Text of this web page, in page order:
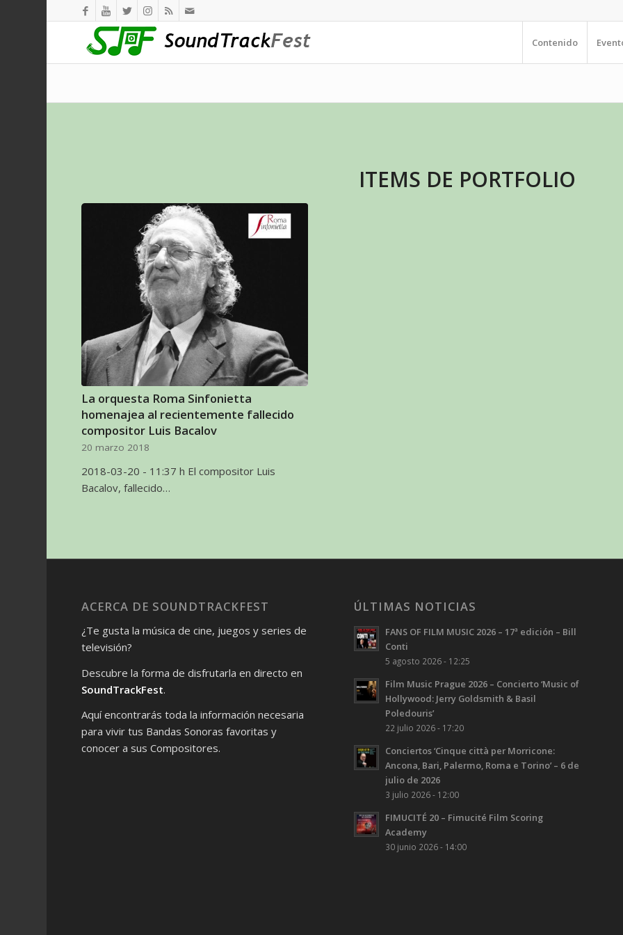
Contenido
ITEMS DE PORTFOLIO
La orquesta Roma Sinfonietta
homenajea al recientemente fallecido
compositor Luis Bacalov
20 marzo 2018
2018-03-20 - 11:37 h El compositor Luis
Bacalov, fallecido…
ACERCA DE SOUNDTRACKFEST
¿Te gusta la música de cine, juegos y series de
televisión?
Descubre la forma de disfrutarla en directo en
SoundTrackFest.
Aquí encontrarás toda la información necesaria
para vivir tus Bandas Sonoras favoritas y
conocer a sus Compositores.
ÚLTIMAS NOTICIAS
FANS OF FILM MUSIC 2026 – 17ª edición – Bill
Conti
5 agosto 2026 - 12:25
Film Music Prague 2026 – Concierto ‘Music of
Hollywood: Jerry Goldsmith & Basil
Poledouris’
22 julio 2026 - 17:20
Conciertos ‘Cinque città per Morricone:
Ancona, Bari, Palermo, Roma e Torino’ – 6 de
julio de 2026
3 julio 2026 - 12:00
FIMUCITÉ 20 – Fimucité Film Scoring
Academy
30 junio 2026 - 14:00